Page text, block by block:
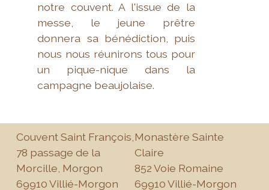
notre couvent. A l'issue de la
messe, le jeune prêtre
donnera sa bénédiction, puis
nous nous réunirons tous pour
un pique-nique dans la
campagne beaujolaise.
Couvent Saint François,
78 passage de la
Morcille, Morgon
69910 Villié-Morgon
Monastère Sainte
Claire
852 Voie Romaine
69910 Villié-Morgon